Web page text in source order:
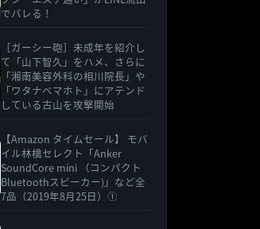
でバレる！
［ガーシー砲］未成年を紹介し
て「山下智久」をハメ、さらに
「湘南美容外科の相川院長」や
「ワタナベマホト」にアテンド
している古山を攻撃開始
【Amazon タイムセール】 モバ
イル林檎セレクト「Anker
SoundCore mini （コンパクト
Bluetoothスピーカー)」など全
7品（2019年8月25日）①